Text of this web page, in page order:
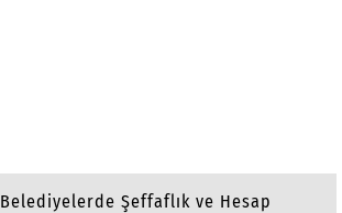
Belediyelerde Şeffaflık ve Hesap